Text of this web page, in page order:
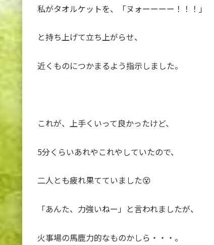
私がタオルケットを、「ヌォーーーー！！！」
と持ち上げて立ち上がらせ、
近くものにつかまるよう指示しました。
これが、上手くいって良かったけど、
5分くらいあれやこれやしていたので、
二人とも疲れ果てていました😵
「あんた、力強いねー」と言われましたが、
火事場の馬鹿力的なものかしら・・・。